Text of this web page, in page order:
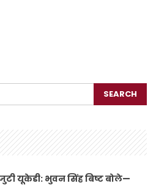
यूकेडी: भुवन सिंह बिष्ट बोले—